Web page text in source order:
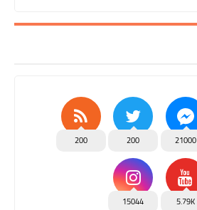
21000
200
200
5.79K
15044